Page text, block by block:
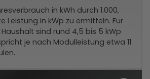
in kWh durch 1.000,
Leistung in kWp zu ermitteln. Für
sind rund 4,5 bis 5 kWp
je nach Modulleistung etwa 11